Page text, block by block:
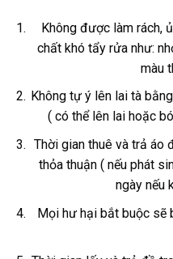
Không được làm rách,
chất khó tẩy rửa như:
màu
Không tự ý lên lai tà
( có thể lên lai hoặc
Thời gian thuê và trả áo
thỏa thuận ( nếu phát
ngày nếu
Mọi hư hại bắt buộc sẽ